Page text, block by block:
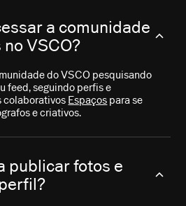
a comunidade
VSCO?
do VSCO pesquisando
feed, seguindo perfis e
colaborativos Espaços para se
e criativos.
publicar fotos e